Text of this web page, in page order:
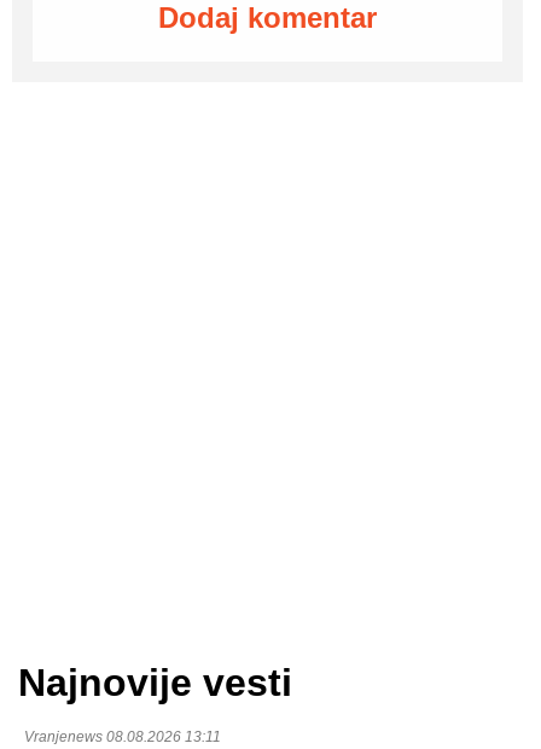
Dodaj komentar
Najnovije vesti
Vranjenews 08.08.2026 13:11